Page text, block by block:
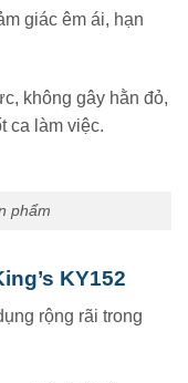
giác êm ái, hạn
không gây hằn đỏ,
ca làm việc.
phẩm
KY152
rộng rãi trong